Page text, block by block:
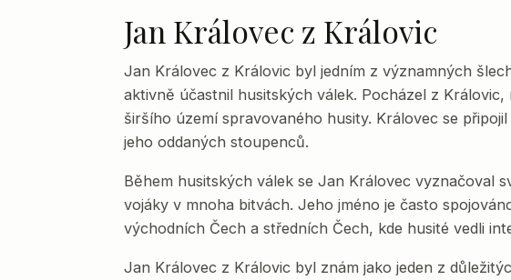
Jan Královec z Královic
Jan Královec z Královic byl jedním z významných
aktivně účastnil husitských válek. Pocházel z
širšího území spravovaného husity. Královec se
jeho oddaných stoupenců.
Během husitských válek se Jan Královec vyznačoval
vojáky v mnoha bitvách. Jeho jméno je často
východních Čech a středních Čech, kde husité vedli
Jan Královec z Královic byl znám jako jeden z